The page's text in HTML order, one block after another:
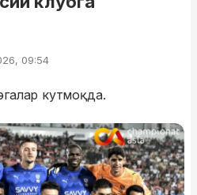
09:54
кутмоқда.